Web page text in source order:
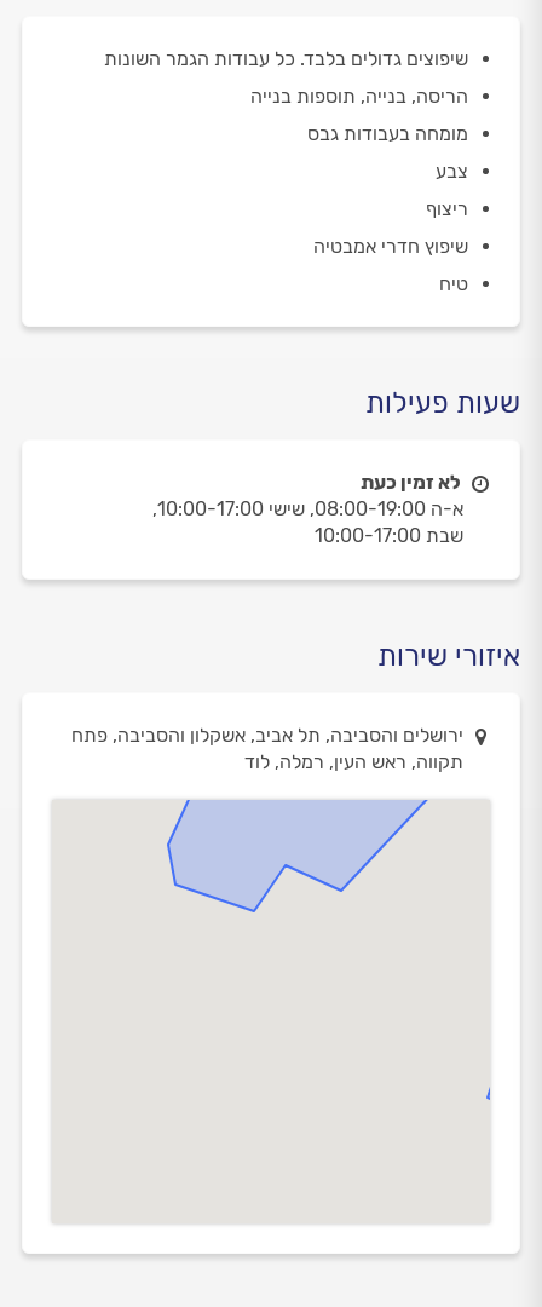
שיפוצים גדולים בלבד. כל עבודות הגמר השונות
הריסה, בנייה, תוספות בנייה
מומחה בעבודות גבס
צבע
ריצוף
שיפוץ חדרי אמבטיה
טיח
שעות פעילות
לא זמין כעת
א-ה 08:00-19:00,
שישי 10:00-17:00,
שבת 10:00-17:00
איזורי שירות
ירושלים והסביבה, תל אביב, אשקלון והסביבה, פתח
תקווה, ראש העין, רמלה, לוד